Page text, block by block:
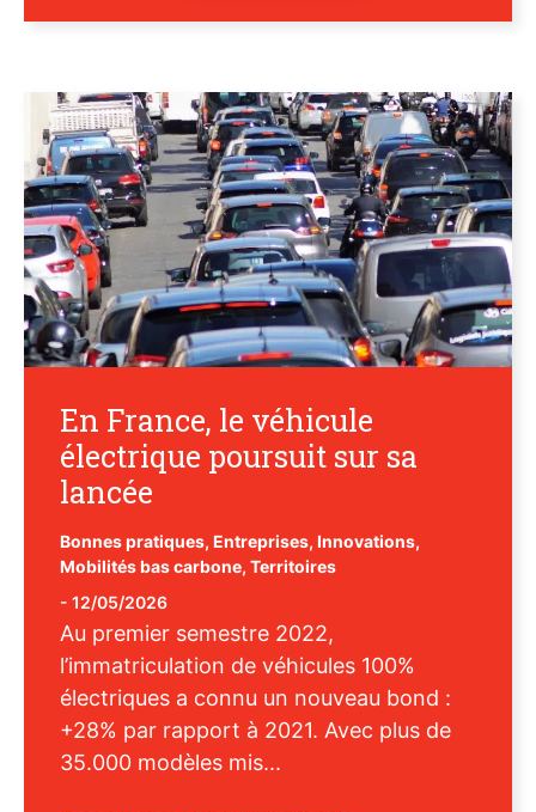
En France, le véhicule
électrique poursuit sur sa
lancée
Bonnes pratiques, Entreprises, Innovations,
Mobilités bas carbone, Territoires
- 12/05/2026
Au premier semestre 2022,
l’immatriculation de véhicules 100%
électriques a connu un nouveau bond :
+28% par rapport à 2021. Avec plus de
35.000 modèles mis...